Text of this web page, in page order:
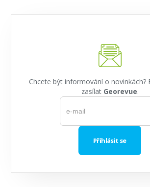
Chcete být informování o novinkách?
zasílat Georevue.